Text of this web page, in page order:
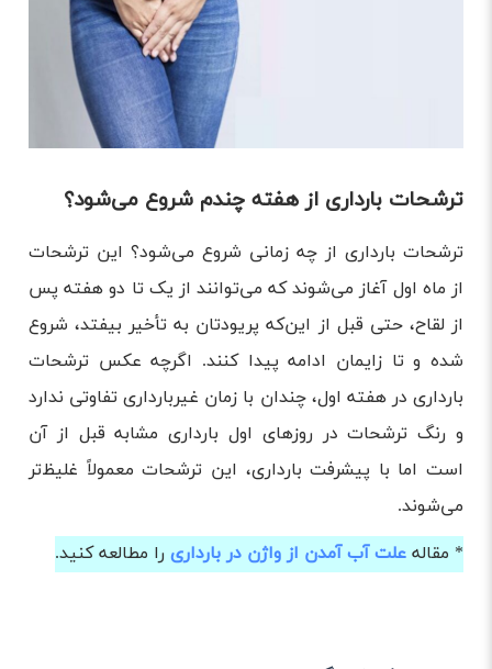
ترشحات بارداری از هفته چندم شروع می‌شود؟
ترشحات بارداری از چه زمانی شروع می‌شود؟ این ترشحات
از ماه اول آغاز می‌شوند که می‌توانند از یک تا دو هفته پس
از لقاح، حتی قبل از این‌که پریودتان به تأخیر بیفتد، شروع
شده و تا زایمان ادامه پیدا کنند. اگرچه عکس ترشحات
بارداری در هفته اول، چندان با زمان غیربارداری تفاوتی ندارد
و رنگ ترشحات در روزهای اول بارداری مشابه قبل از آن
است اما با پیشرفت بارداری، این ترشحات معمولاً غلیظ‌تر
می‌شوند.
* مقالهعلت آب آمدن از واژن در بارداری را مطالعه کنید.